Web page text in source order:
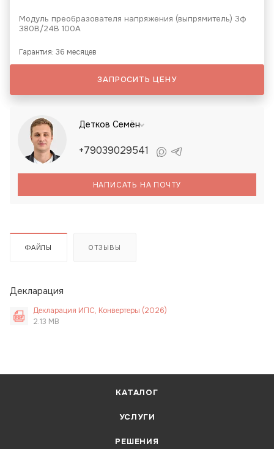
Модуль преобразователя напряжения (выпрямитель) 3ф
380В/24В 100А
Гарантия: 36 месяцев
ЗАПРОСИТЬ ЦЕНУ
Детков Семён
+79039029541
НАПИСАТЬ НА ПОЧТУ
ФАЙЛЫ ОТЗЫВЫ
Декларация
Декларация ИПС, Конвертеры (2026)
2.13 MB
КАТАЛОГ
УСЛУГИ
РЕШЕНИЯ